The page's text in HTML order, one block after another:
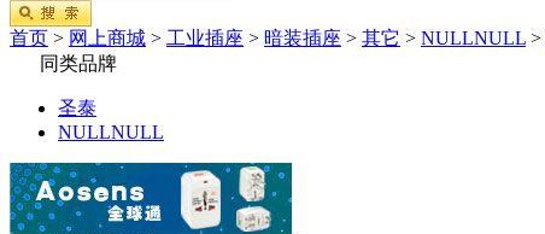
首页 > 网上商城 > 工业插座 > 暗装插座 > 其它 > NULLNULL >
同类品牌
圣泰
NULLNULL